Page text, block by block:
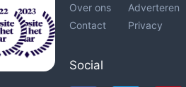
Over ons
Contact
Adverteren
Privacy
Social